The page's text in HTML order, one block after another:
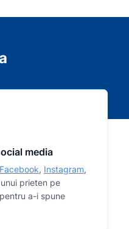
media
Facebook, Instagram,
prieten pe
pentru a-i spune